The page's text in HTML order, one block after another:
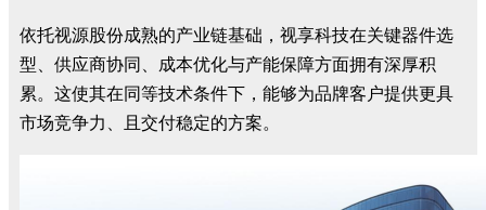
依托视源股份成熟的产业链基础，视享科技在关键器件选
型、供应商协同、成本优化与产能保障方面拥有深厚积
累。这使其在同等技术条件下，能够为品牌客户提供更具
市场竞争力、且交付稳定的方案。